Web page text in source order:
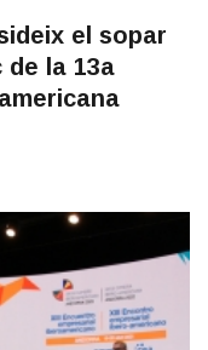
el sopar
de la 13a